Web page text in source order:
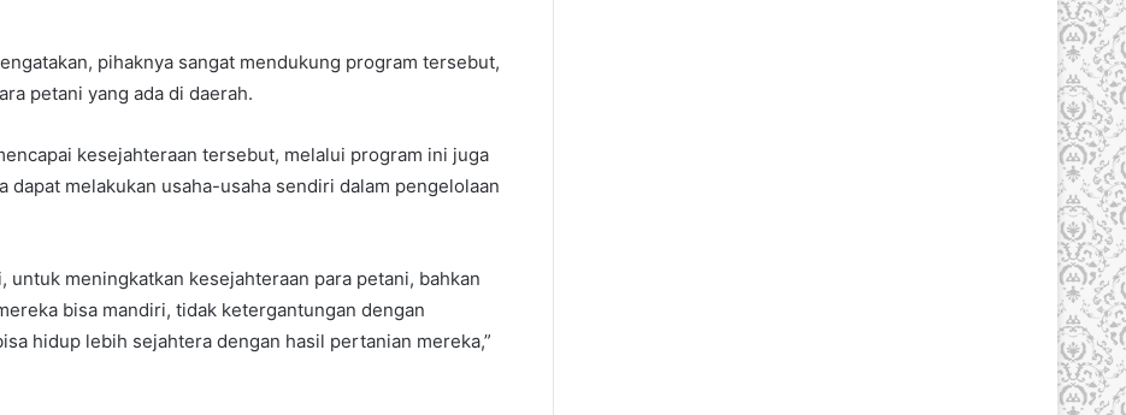
pihaknya sangat mendukung program tersebut,
petani yang ada di daerah.
kesejahteraan tersebut, melalui program ini juga
dapat melakukan usaha-usaha sendiri dalam pengelolaan
meningkatkan kesejahteraan para petani, bahkan
bisa mandiri, tidak ketergantungan dengan
hidup lebih sejahtera dengan hasil pertanian mereka,”